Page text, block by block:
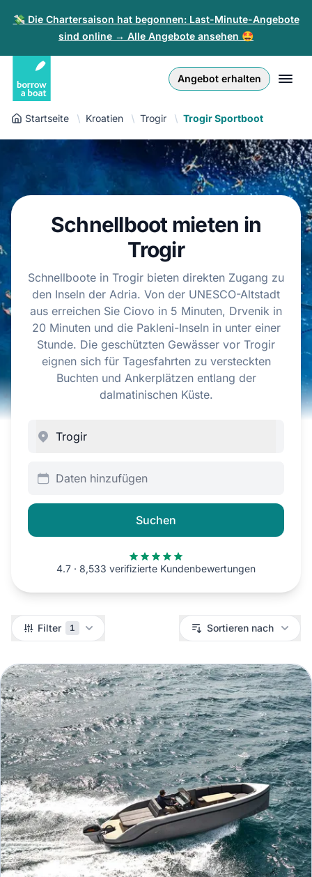
💸 Die Chartersaison hat begonnen: Last-Minute-Angebote
sind online → Alle Angebote ansehen 🤩
Angebot erhalten
Anmelden
Registrieren
Für Partner
Złoty
English (UK)
Nederlands
Español
Polski
Startseite Kroatien Trogir Trogir Sportboot
Schnellboot mieten in
Trogir
Schnellboote in Trogir bieten direkten Zugang zu
den Inseln der Adria. Von der UNESCO-Altstadt
aus erreichen Sie Ciovo in 5 Minuten, Drvenik in
20 Minuten und die Pakleni-Inseln in unter einer
Stunde. Die geschützten Gewässer vor Trogir
eignen sich für Tagesfahrten zu versteckten
Buchten und Ankerplätzen entlang der
dalmatinischen Küste.
Daten hinzufügen
Suchen
4.7 · 8,533 verifizierte Kundenbewertungen
Filter Filter 1 Sortieren nach